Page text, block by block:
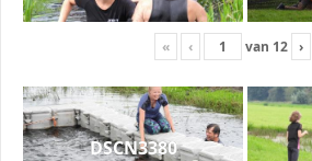
« ‹ van 12 ›
DSCN3380